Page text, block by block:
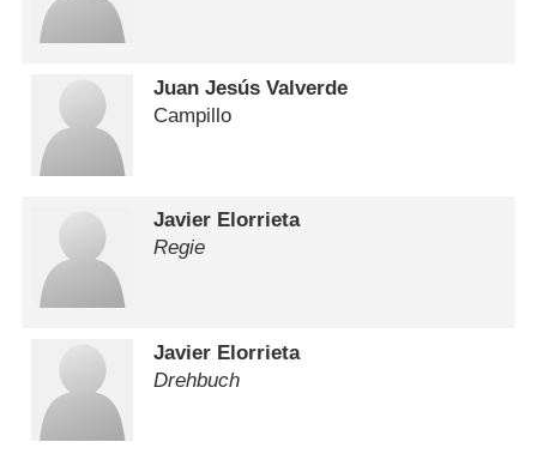
Juan Jesús Valverde
Campillo
Javier Elorrieta
Regie
Javier Elorrieta
Drehbuch